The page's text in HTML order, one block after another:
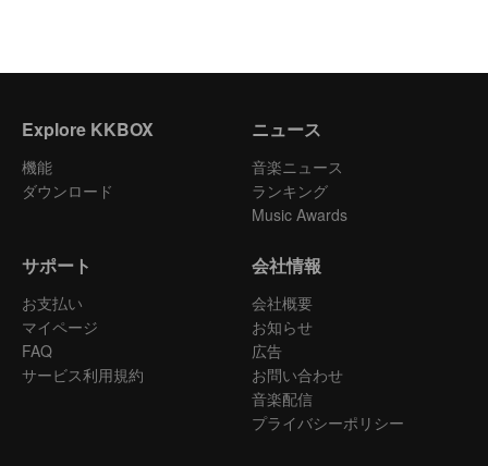
Explore KKBOX
機能
ダウンロード
ニュース
音楽ニュース
ランキング
Music Awards
サポート
お支払い
マイページ
FAQ
サービス利用規約
会社情報
会社概要
お知らせ
広告
お問い合わせ
音楽配信
プライバシーポリシー